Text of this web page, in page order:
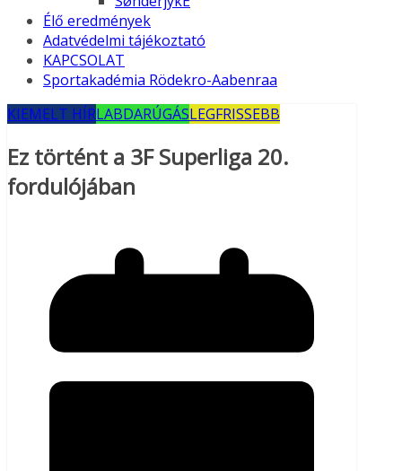
Élő eredmények
Adatvédelmi tájékoztató
KAPCSOLAT
Sportakadémia Rödekro-Aabenraa
KIEMELT HÍRLABDARÚGÁSLEGFRISSEBB
Ez történt a 3F Superliga 20.
fordulójában